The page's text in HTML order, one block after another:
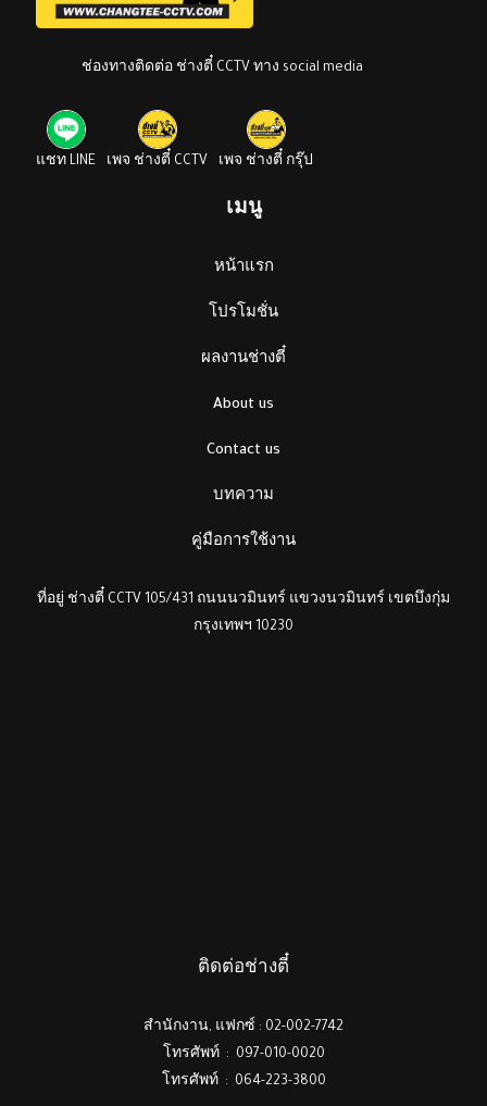
ช่องทางติดต่อ ช่างตี๋ CCTV ทาง social media
แชท LINE เพจ ช่างตี๋ CCTV เพจ ช่างตี๋ กรุ๊ป
เมนู
หน้าแรก
โปรโมชั่น
ผลงานช่างตี๋
About us
Contact us
บทความ
คู่มือการใช้งาน
ที่อยู่ ช่างตี๋ CCTV 105/431 ถนนนวมินทร์ แขวงนวมินทร์ เขตบึงกุ่ม
กรุงเทพฯ 10230
ติดต่อช่างตี๋
สำนักงาน, แฟกซ์ : 02-002-7742
โทรศัพท์ : 097-010-0020
โทรศัพท์ : 064-223-3800